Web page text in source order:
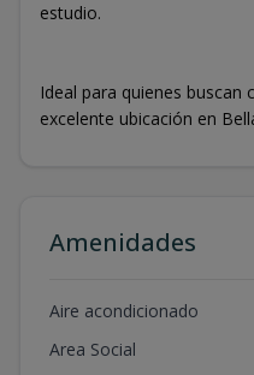
estudio.
Ideal para quienes buscan
excelente ubicación en
Amenidades
Aire acondicionado
Area Social